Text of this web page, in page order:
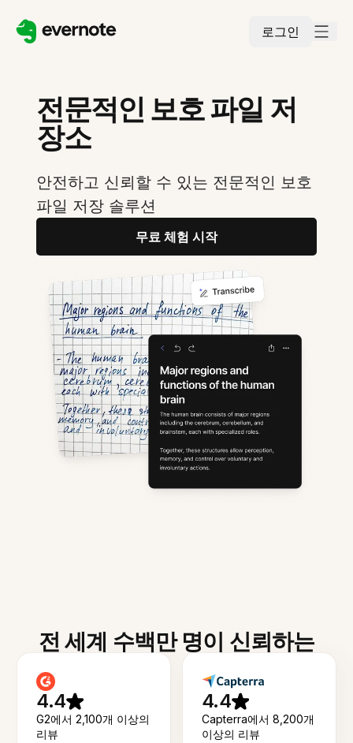
로그인
전문적인 보호 파일 저
장소
안전하고 신뢰할 수 있는 전문적인 보호
파일 저장 솔루션
무료 체험 시작
전 세계 수백만 명이 신뢰하는
4.4
G2에서 2,100개 이상의
리뷰
4.4
Capterra에서 8,200개
이상의 리뷰